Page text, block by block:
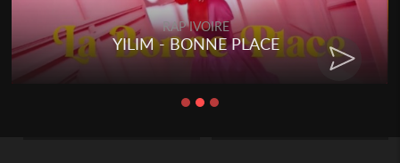
RAP IVOIRE
YILIM - BONNE PLACE